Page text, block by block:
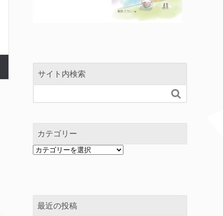
サイト内検索

カテゴリー
カ
最近の投稿